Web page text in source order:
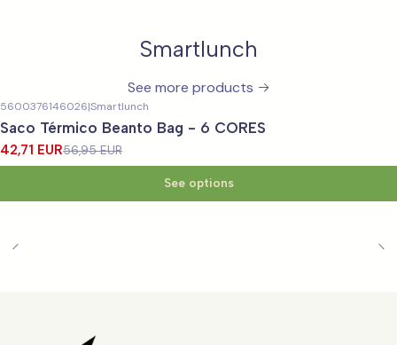
Smartlunch
See more products
5600376146026|Smartlunch
Saco Térmico Beanto Bag - 6 CORES
42,71 EUR56,95 EUR
See options